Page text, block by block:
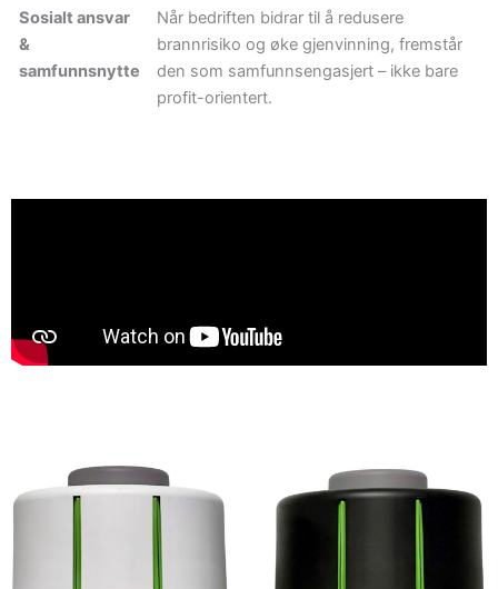
Sosialt ansvar
&
samfunnsnytte
Når bedriften bidrar til å redusere
brannrisiko og øke gjenvinning, fremstår
den som samfunnsengasjert – ikke bare
profit-orientert.